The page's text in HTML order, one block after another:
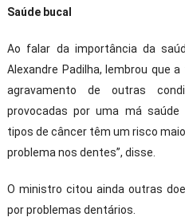
Saúde bucal
Ao falar da importância da
Alexandre Padilha, lembrou que
agravamento de outras
provocadas por uma má saúde
tipos de câncer têm um risco
problema nos dentes”, disse.
O ministro citou ainda outras
por problemas dentários.